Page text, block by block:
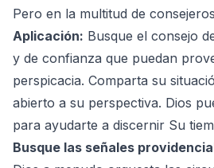
Pero en la multitud de
Aplicación: Busque el consejo
y de confianza que puedan
perspicacia. Comparta su
abierto a su perspectiva. Dios
para ayudarte a discernir Su
Busque las señales